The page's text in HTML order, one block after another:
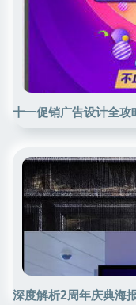
十一促销广告设计全
深度解析2周年庆典海